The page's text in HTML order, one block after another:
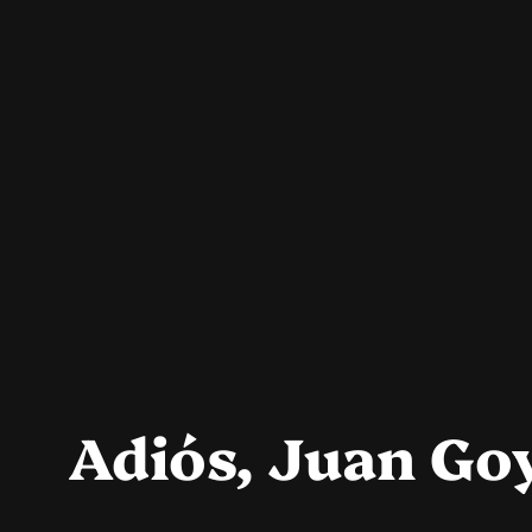
Adiós, Juan